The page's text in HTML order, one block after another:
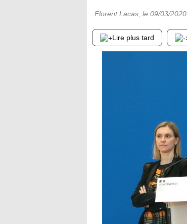
Florent Lacas , le 09/03/2020
Lire plus tard